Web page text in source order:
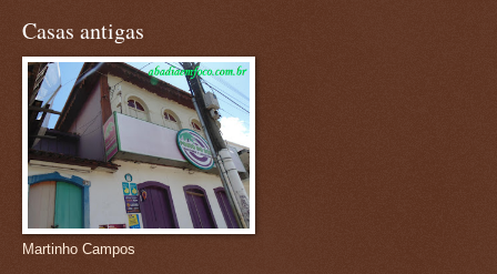
Casas antigas
Martinho Campos